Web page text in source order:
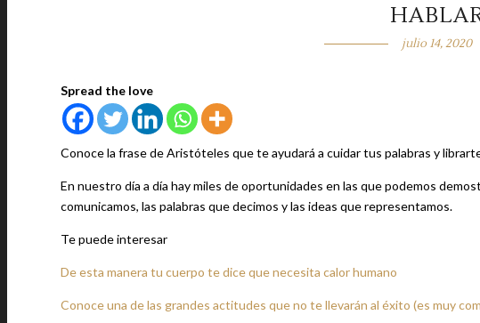
julio 14, 2020
Spread the love
Conoce la frase de Aristóteles que te ayudará a cuidar tus palabras y
En nuestro día a día hay miles de oportunidades en las que podemos
comunicamos, las palabras que decimos y las ideas que representamos.
Te puede interesar
De esta manera tu cuerpo te dice que necesita calor humano
Conoce una de las grandes actitudes que no te llevarán al éxito (es muy